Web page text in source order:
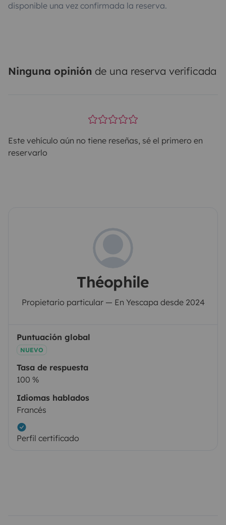
disponible una vez confirmada la reserva.
Ninguna opinión de una reserva verificada
Este vehículo aún no tiene reseñas, sé el primero en
reservarlo
Théophile
Propietario particular — En Yescapa desde 2024
Puntuación global
NUEVO
Tasa de respuesta
100 %
Idiomas hablados
Francés
Perfil certificado